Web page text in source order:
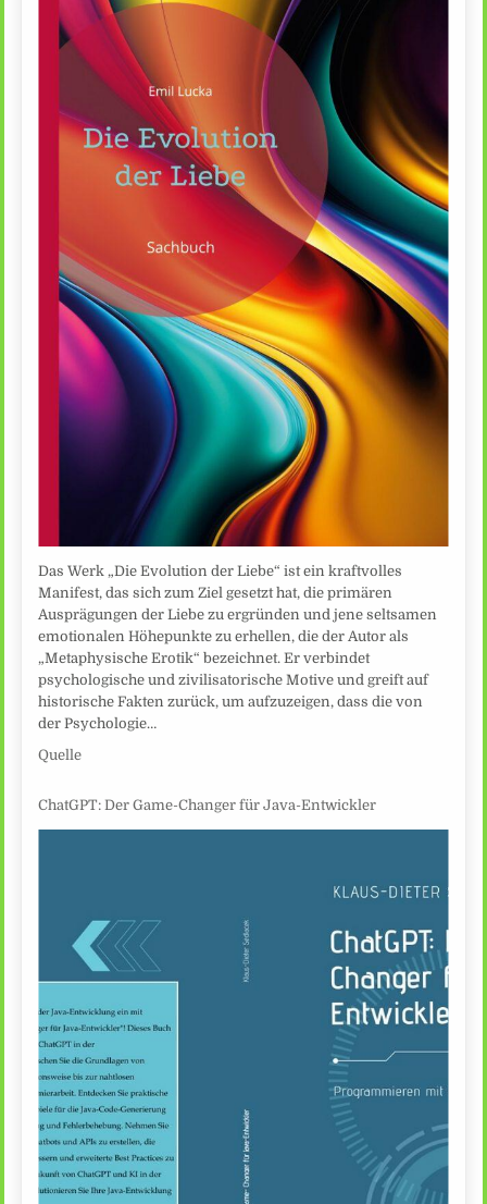
Das Werk „Die Evolution der Liebe“ ist ein kraftvolles
Manifest, das sich zum Ziel gesetzt hat, die primären
Ausprägungen der Liebe zu ergründen und jene seltsamen
emotionalen Höhepunkte zu erhellen, die der Autor als
„Metaphysische Erotik“ bezeichnet. Er verbindet
psychologische und zivilisatorische Motive und greift auf
historische Fakten zurück, um aufzuzeigen, dass die von
der Psychologie…
Quelle
ChatGPT: Der Game-Changer für Java-Entwickler